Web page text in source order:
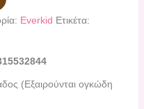
Everkid Ετικέτα:
(Εξαιρούνται ογκώδη